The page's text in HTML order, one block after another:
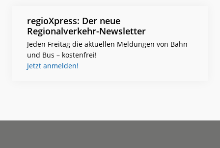
regioXpress: Der neue
Regionalverkehr-Newsletter
Jeden Freitag die aktuellen Meldungen von Bahn
und Bus – kostenfrei!
Jetzt anmelden!